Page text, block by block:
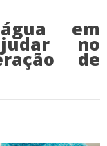
em
no
de